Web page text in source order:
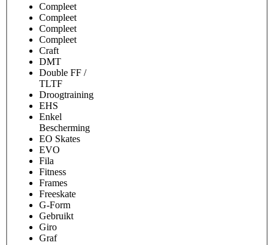
Compleet
Compleet
Compleet
Compleet
Craft
DMT
Double FF /
TLTF
Droogtraining
EHS
Enkel
Bescherming
EO Skates
EVO
Fila
Fitness
Frames
Freeskate
G-Form
Gebruikt
Giro
Graf